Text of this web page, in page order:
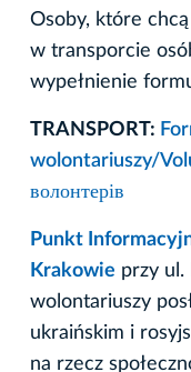
Osoby, które
w transporcie
wypełnienie
TRANSPORT:
wolontariuszy/
волонтерів
Punkt
Krakowie przy ul.
wolontariuszy
ukraińskim i
na rzecz